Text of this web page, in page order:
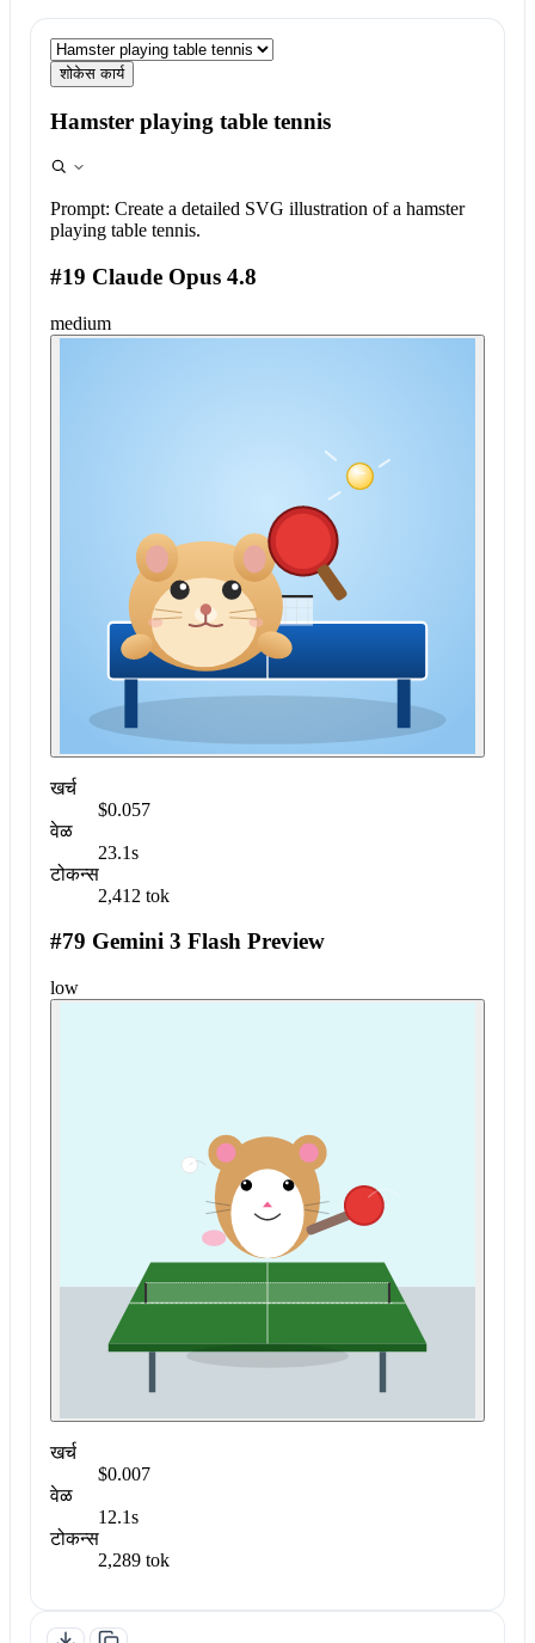
शोकेस कार्य
Hamster playing table tennis
Prompt: Create a detailed SVG illustration of a hamster
playing table tennis.
#19 Claude Opus 4.8
medium
खर्च
$0.057
वेळ
23.1s
टोकन्स
2,412 tok
#79 Gemini 3 Flash Preview
low
खर्च
$0.007
वेळ
12.1s
टोकन्स
2,289 tok